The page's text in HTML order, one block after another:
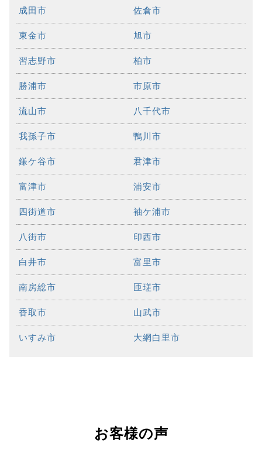
成田市 佐倉市
東金市 旭市
習志野市 柏市
勝浦市 市原市
流山市 八千代市
我孫子市 鴨川市
鎌ケ谷市 君津市
富津市 浦安市
四街道市 袖ケ浦市
八街市 印西市
白井市 富里市
南房総市 匝瑳市
香取市 山武市
いすみ市 大網白里市
お客様の声